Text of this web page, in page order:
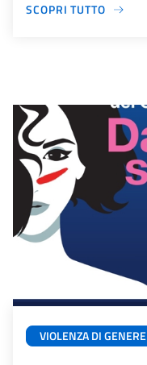
SCOPRI TUTTO
VIOLENZA DI GENERE